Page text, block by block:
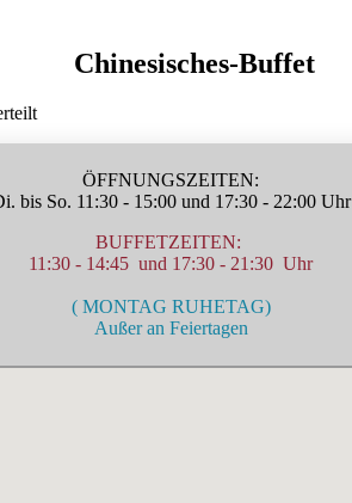
Chinesisches-Buffet
ÖFFNUNGSZEITEN:
bis So. 11:30 - 15:00 und 17:30 - 22:00 Uhr
BUFFETZEITEN:
11:30 - 14:45 und 17:30 - 21:30 Uhr
( MONTAG RUHETAG)
Außer an Feiertagen